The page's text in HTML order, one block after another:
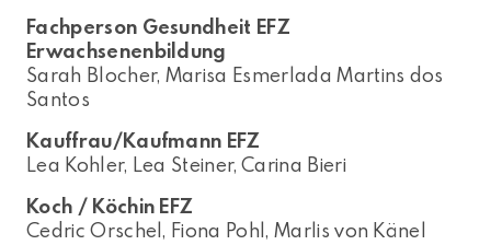
Fachperson Gesundheit EFZ
Erwachsenenbildung
Sarah Blocher, Marisa Esmerlada Martins dos
Santos
Kauffrau/Kaufmann EFZ
Lea Kohler, Lea Steiner, Carina Bieri
Koch / Köchin EFZ
Cedric Orschel, Fiona Pohl, Marlis von Känel